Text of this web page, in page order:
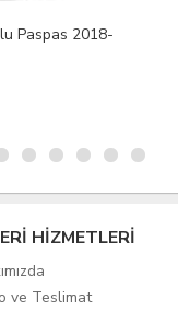
Paspas 2018-
HİZMETLERİ
ve Teslimat